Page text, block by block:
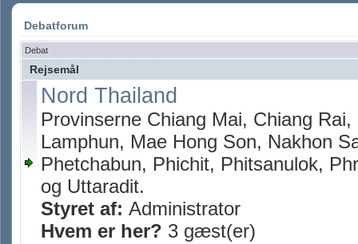
Debatforum
Debat
Rejsemål
Nord Thailand
Provinserne Chiang Mai, Chiang
Lamphun, Mae Hong Son, Nakhon
Phetchabun, Phichit, Phitsanulok,
og Uttaradit.
Styret af: Administrator
Hvem er her? 3 gæst(er)